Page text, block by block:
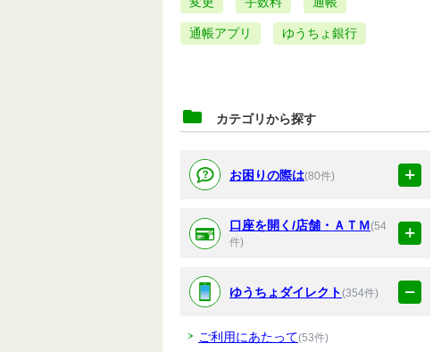
通帳アプリ ゆうちょ銀行
カテゴリから探す
お困りの際は(80件)
口座を開く/店舗・ＡＴＭ(54
件)
ゆうちょダイレクト(354件)
ご利用にあたって(53件)